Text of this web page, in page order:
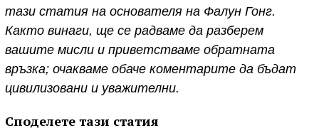
тази статия на основателя на Фалун Гонг.
Както винаги, ще се радваме да разберем
вашите мисли и приветстваме обратната
връзка; очакваме обаче коментарите да бъдат
цивилизовани и уважителни.
Споделете тази статия